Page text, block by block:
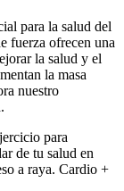
para la salud del
fuerza ofrecen una
la salud y el
la masa
nuestro
para
de tu salud en
a raya. Cardio +